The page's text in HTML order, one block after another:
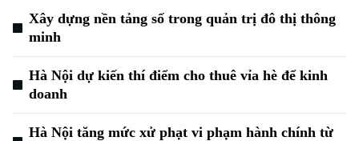
Xây dựng nền tảng số trong quản trị đô thị thông
minh
Hà Nội dự kiến thí điểm cho thuê vỉa hè để kinh
doanh
Hà Nội tăng mức xử phạt vi phạm hành chính từ